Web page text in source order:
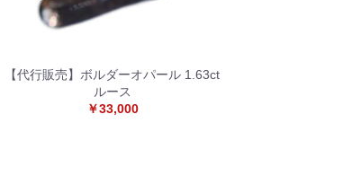
【代行販売】ボルダーオパール 1.63ct
ルース
￥33,000